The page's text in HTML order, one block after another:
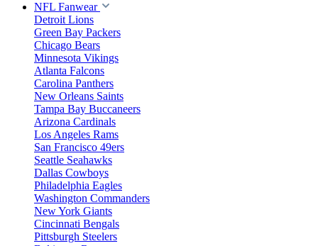
NFL Fanwear
Detroit Lions
Green Bay Packers
Chicago Bears
Minnesota Vikings
Atlanta Falcons
Carolina Panthers
New Orleans Saints
Tampa Bay Buccaneers
Arizona Cardinals
Los Angeles Rams
San Francisco 49ers
Seattle Seahawks
Dallas Cowboys
Philadelphia Eagles
Washington Commanders
New York Giants
Cincinnati Bengals
Pittsburgh Steelers